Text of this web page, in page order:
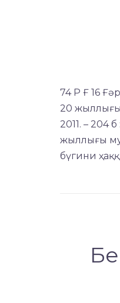
74 Р Ғ 16
20
2011. – 204
жыллығы
бүгини